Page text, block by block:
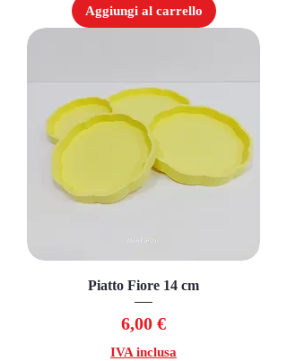
Aggiungi al carrello
Piatto Fiore 14 cm
Prezzo
6,00 €
IVA inclusa